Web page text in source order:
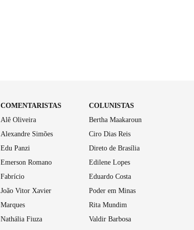
COMENTARISTAS
Alê Oliveira
Alexandre Simões
Edu Panzi
Emerson Romano
Fabrício
João Vitor Xavier
Marques
Nathália Fiuza
COLUNISTAS
Bertha Maakaroun
Ciro Dias Reis
Direto de Brasília
Edilene Lopes
Eduardo Costa
Poder em Minas
Rita Mundim
Valdir Barbosa